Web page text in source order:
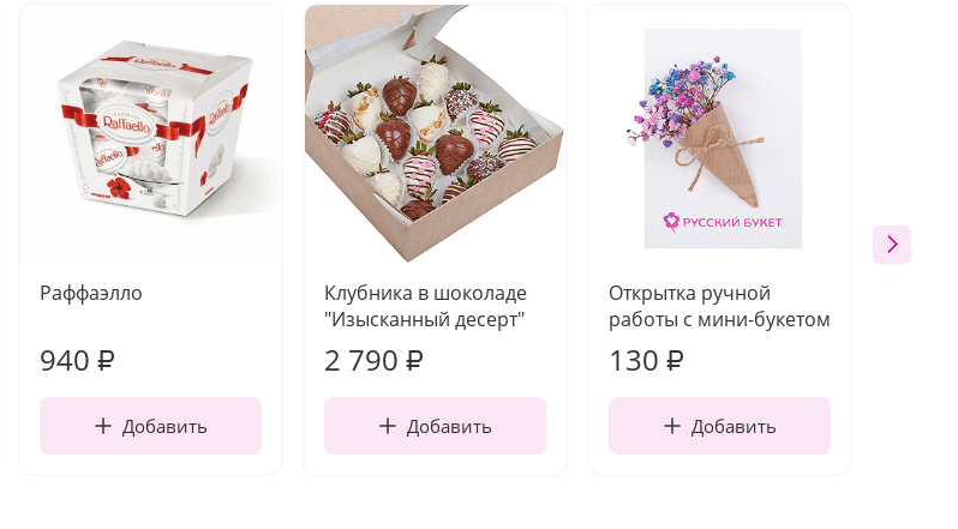
Раффаэлло
940 ₽
Добавить
Клубника в шоколаде
"Изысканный десерт"
2 790 ₽
Добавить
Открытка ручной
работы с мини-букетом
130 ₽
Добавить